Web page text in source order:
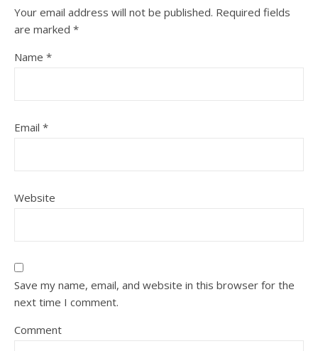
Your email address will not be published. Required fields
are marked *
Name *
Email *
Website
Save my name, email, and website in this browser for the
next time I comment.
Comment